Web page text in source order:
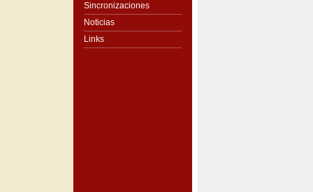
Sincronizaciones
Noticias
Links